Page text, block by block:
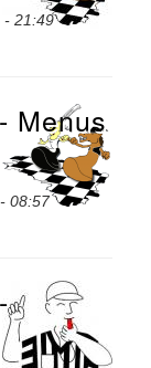
- 21:49
Menus
08:57